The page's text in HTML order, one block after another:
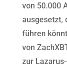
von 50.000
ausgesetzt,
führen
von
zur